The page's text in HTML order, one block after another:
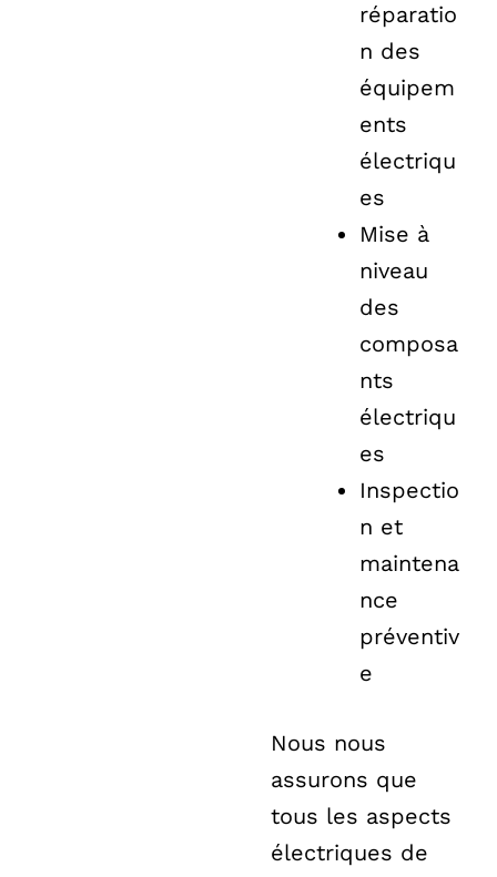
réparatio
n des
équipem
ents
électriqu
es
Mise à
niveau
des
composa
nts
électriqu
es
Inspectio
n et
maintena
nce
préventiv
e
Nous nous
assurons que
tous les aspects
électriques de